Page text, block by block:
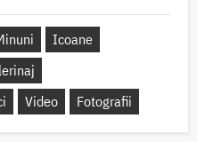
Icoane
Video Fotografii